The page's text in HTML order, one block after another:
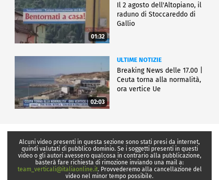
01:32
Il 2 agosto dell'Altopiano, il
raduno di Stoccareddo di
Gallio
02:03
ULTIME NOTIZIE
Breaking News delle 17.00 |
Ceuta torna alla normalità,
ora vertice Ue
Alcuni video presenti in questa sezione sono stati presi da internet,
quindi valutati di pubblico dominio. Se i soggetti presenti in questi
video o gli autori avessero qualcosa in contrario alla pubblicazione,
basterà fare richiesta di rimozione inviando una mail a:
team_verticali@italiaonline.it. Provvederemo alla cancellazione del
video nel minor tempo possibile.